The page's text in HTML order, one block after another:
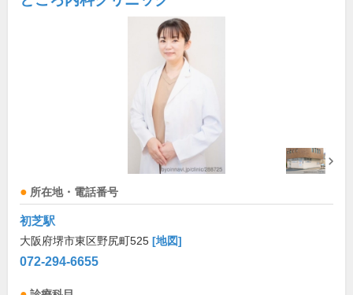
所在地・電話番号
初芝駅
大阪府堺市東区野尻町525 [地図]
072-294-6655